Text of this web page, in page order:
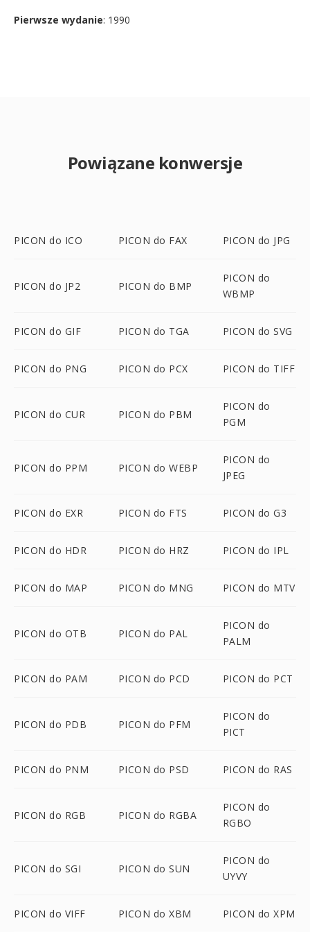
Pierwsze wydanie: 1990
Powiązane konwersje
PICON do ICO PICON do FAX PICON do JPG
PICON do JP2 PICON do BMP
PICON do
WBMP
PICON do GIF PICON do TGA PICON do SVG
PICON do PNG PICON do PCX PICON do TIFF
PICON do CUR PICON do PBM
PICON do
PGM
PICON do PPM PICON do WEBP
PICON do
JPEG
PICON do EXR PICON do FTS PICON do G3
PICON do HDR PICON do HRZ PICON do IPL
PICON do MAP PICON do MNG PICON do MTV
PICON do OTB PICON do PAL
PICON do
PALM
PICON do PAM PICON do PCD PICON do PCT
PICON do PDB PICON do PFM
PICON do
PICT
PICON do PNM PICON do PSD PICON do RAS
PICON do RGB PICON do RGBA
PICON do
RGBO
PICON do SGI PICON do SUN
PICON do
UYVY
PICON do VIFF PICON do XBM PICON do XPM